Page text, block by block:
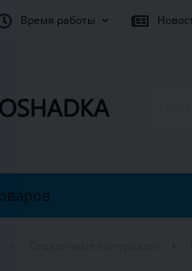
Время работы